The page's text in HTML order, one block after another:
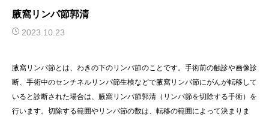
腋窩リンパ節郭清
2023.10.23
腋窩リンパ節とは、わきの下のリンパ節のことです。手術前の触診や画像診
断、手術中のセンチネルリンパ節生検などで腋窩リンパ節にがんが転移して
いると診断された場合は、腋窩リンパ節郭清（リンパ節を切除する手術）を
行います。切除する範囲やリンパ節の数は、転移の範囲によって決まりま